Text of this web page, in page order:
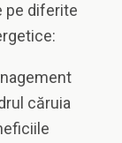
pe diferite
căruia